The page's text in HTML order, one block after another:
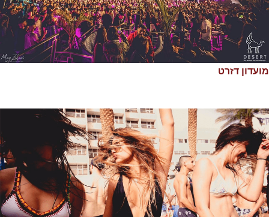
מועדון דזרט